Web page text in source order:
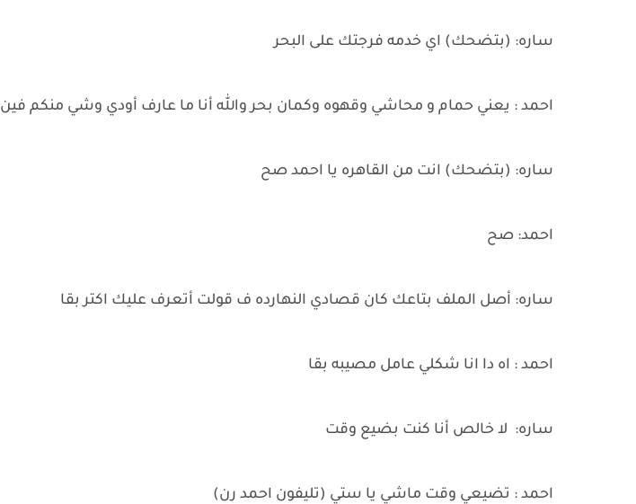
ساره: (بتضحك) اي خدمه فرجتك على البحر
احمد : يعني حمام و محاشي وقهوه وكمان بحر والله أنا ما عارف أودي وشي منكم فين
ساره: (بتضحك) انت من القاهره يا احمد صح
احمد: صح
ساره: أصل الملف بتاعك كان قصادي النهارده ف قولت أتعرف عليك اكتر بقا
احمد : اه دا انا شكلي عامل مصيبه بقا
ساره: لا خالص أنا كنت بضيع وقت
احمد : تضيعي وقت ماشي يا ستي (تليفون احمد رن)